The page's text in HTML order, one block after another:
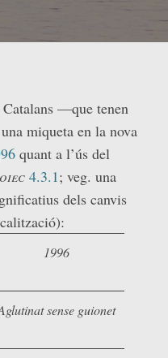
Catalans —que tenen
miqueta en la nova
quant a l’ús del
oiec 4.3.1; veg. una
dels canvis
1996
sense guionet